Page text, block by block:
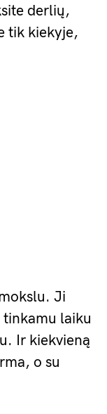
derlių,
tik kiekyje,
Ji
laiku
Ir kiekvieną
o su